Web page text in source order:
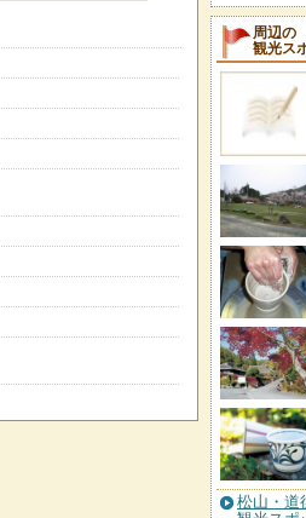
周辺の
観光ス
松山・道